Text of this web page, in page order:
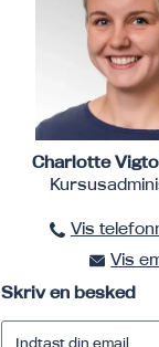
Charlotte
Vis
Vis
Skriv en besked